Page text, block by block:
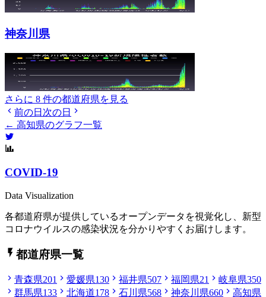
神奈川県
さらに 8 件の都道府県を見る
前の日 次の日
← 高知県のグラフ一覧
COVID-19
Data Visualization
各都道府県が提供しているオープンデータを視覚化し、新型
コロナウイルスの感染状況を分かりやすくお届けします。
都道府県一覧
青森県201 愛媛県130 福井県507 福岡県21 岐阜県350
群馬県133 北海道178 石川県568 神奈川県660 高知県